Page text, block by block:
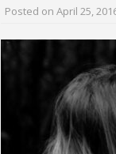
Posted on April 25,